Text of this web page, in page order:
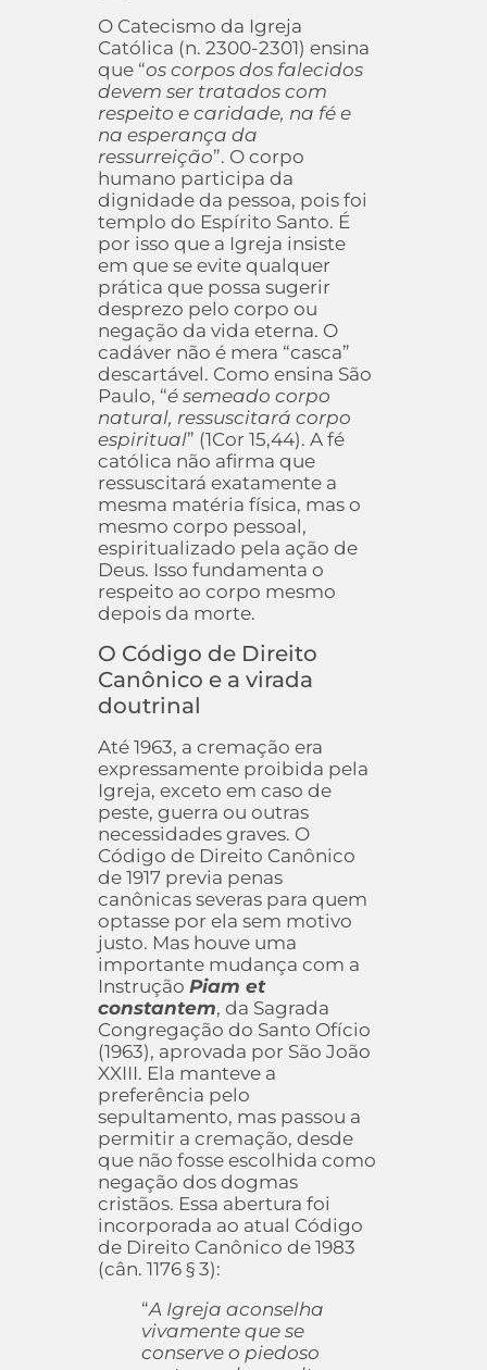
O Catecismo da Igreja
Católica (n. 2300-2301) ensina
que “os corpos dos falecidos
devem ser tratados com
respeito e caridade, na fé e
na esperança da
ressurreição”. O corpo
humano participa da
dignidade da pessoa, pois foi
templo do Espírito Santo. É
por isso que a Igreja insiste
em que se evite qualquer
prática que possa sugerir
desprezo pelo corpo ou
negação da vida eterna. O
cadáver não é mera “casca”
descartável. Como ensina São
Paulo, “é semeado corpo
natural, ressuscitará corpo
espiritual” (1Cor 15,44). A fé
católica não afirma que
ressuscitará exatamente a
mesma matéria física, mas o
mesmo corpo pessoal,
espiritualizado pela ação de
Deus. Isso fundamenta o
respeito ao corpo mesmo
depois da morte.
O Código de Direito
Canônico e a virada
doutrinal
Até 1963, a cremação era
expressamente proibida pela
Igreja, exceto em caso de
peste, guerra ou outras
necessidades graves. O
Código de Direito Canônico
de 1917 previa penas
canônicas severas para quem
optasse por ela sem motivo
justo. Mas houve uma
importante mudança com a
InstruçãoPiam et
constantem, da Sagrada
Congregação do Santo Ofício
(1963), aprovada por São João
XXIII. Ela manteve a
preferência pelo
sepultamento, mas passou a
permitir a cremação, desde
que não fosse escolhida como
negação dos dogmas
cristãos. Essa abertura foi
incorporada ao atual Código
de Direito Canônico de 1983
(cân. 1176 § 3):
“A Igreja aconselha
vivamente que se
conserve o piedoso